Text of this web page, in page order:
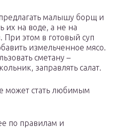
малышу борщ и
их на воде, а не на
При этом в готовый суп
измельченное мясо.
сметану –
заправлять салат.
может стать любимым
по правилам и